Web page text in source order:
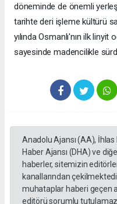
döneminde de önemli
tarihte deri işleme kültürü
yılında Osmanlı'nın ilk linyit
sayesinde madencilikle
Anadolu Ajansı (AA),
Haber Ajansı (DHA) ve
haberler, sitemizin
kanallarından
muhataplar haberi geçen
editörü sorumlu